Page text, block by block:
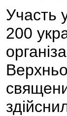
Участь
200